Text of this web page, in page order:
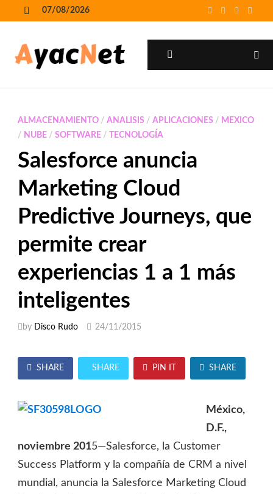
to
07/08/2026
ALMACENAMIENTO/ ANALISIS / APLICACIONES / MEXICO
/ NUBE/ SOFTWARE/ TECNOLOGÍA
Salesforce anuncia
Marketing Cloud
Predictive Journeys, que
permite crear
experiencias 1 a 1 más
inteligentes
by Disco Rudo 24/11/2015
SHARE SHARE PIN IT SHARE
México,
D.F.,
noviembre 2015—Salesforce, la Customer
Success Platform y la compañía de CRM a nivel
mundial, anuncia la Salesforce Marketing Cloud